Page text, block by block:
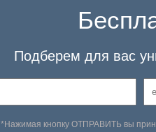
Подберем для вас
*Нажимая кнопку ОТПРАВИТЬ вы